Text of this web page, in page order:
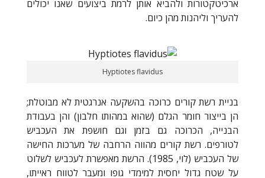
ארכיטקטורות ולהביא אותן לרמת ביצועים שאנו יכולים
להעריך וליהנות מהן כיום.
Hyptiotes flavidus
בניית רשת קורים כרוכה בהשקעה אנרגטית לא מבוטלת;
הן בייצור חומר הגלם (שהוא במהותו חלבון) והן בעבודת
הבנייה, הכרוכה גם בזמן וגם חושפת את העכביש
לטורפים. רשת קורים מהווה הרחבה של מערכות החישה
של העכביש (לוי, 1985). הרשת מאפשרת לעכביש לשלוט
על שטח גדול יחסית למימדי גופו ומעבר לטווח ראייתו,